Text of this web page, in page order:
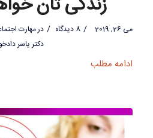
زندگی تان
می 26, 2019 / 8 دیدگاه / درمهارت
دکتر یاسر
ادامه مطلب